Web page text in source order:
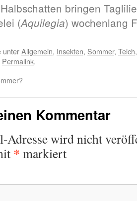
bringen
(Aquilegia) wochenlang
unterAllgemein, Insekten, Sommer, Teich
Permalink.
Kommentar
Adresse wird nicht
* markiert